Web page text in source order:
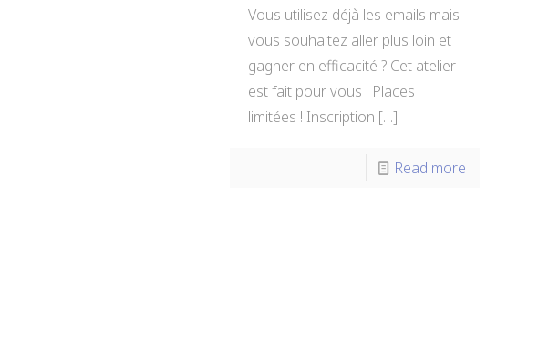
Vous utilisez déjà les emails mais
vous souhaitez aller plus loin et
gagner en efficacité ? Cet atelier
est fait pour vous ! Places
limitées ! Inscription […]
Read more